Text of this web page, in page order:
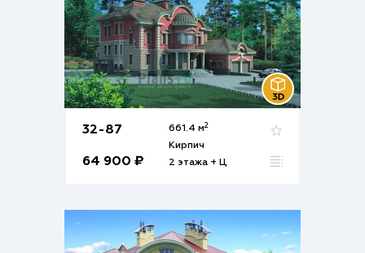
32-87
64 900 ₽
661.4 м2
Кирпич
2 этажа + Ц